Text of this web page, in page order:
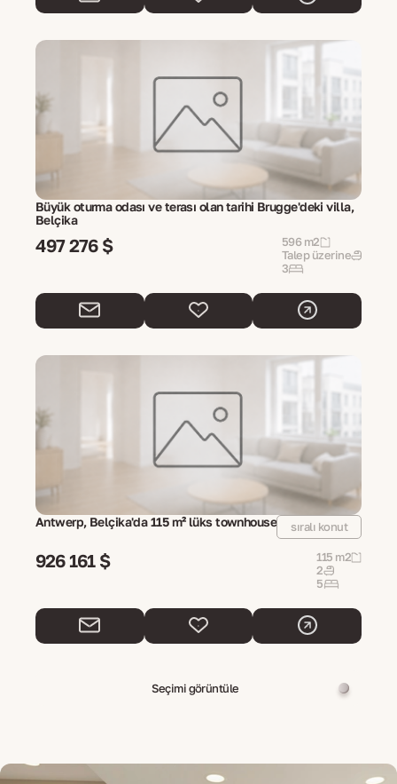
Büyük oturma odası ve terası olan tarihi Brugge'deki villa,
Belçika
497 276 $
596 m2
Talep üzerine
3
Antwerp, Belçika'da 115 m² lüks townhouse sıralı konut
926 161 $
115 m2
2
5
Seçimi görüntüle